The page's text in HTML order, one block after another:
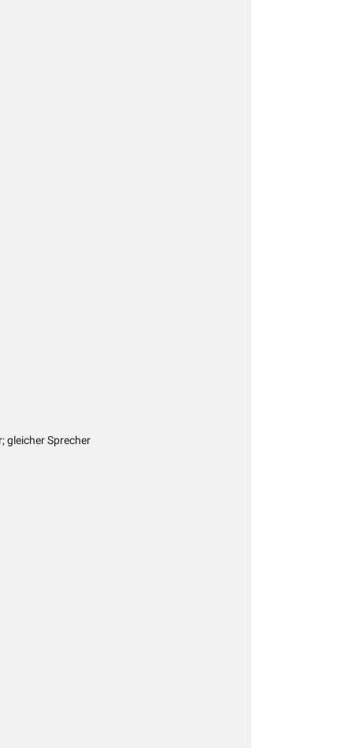
gleicher Sprecher